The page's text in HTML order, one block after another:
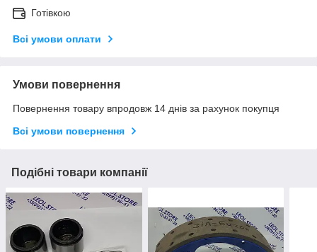
Готівкою
Всі умови оплати
Умови повернення
Повернення товару впродовж 14 днів за рахунок покупця
Всі умови повернення
Подібні товари компанії